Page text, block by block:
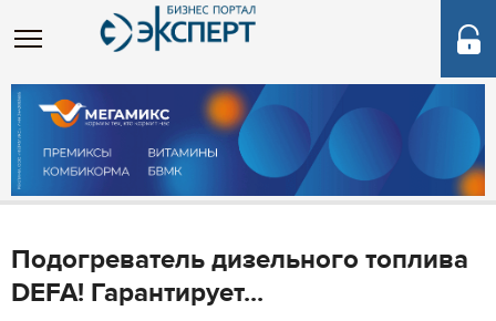
Подогреватель дизельного топлива
DEFA! Гарантирует...